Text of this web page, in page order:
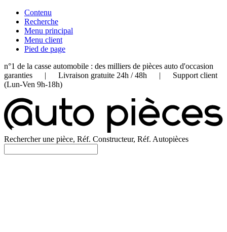
Contenu
Recherche
Menu principal
Menu client
Pied de page
n°1 de la casse automobile : des milliers de pièces auto d'occasion
garanties | Livraison gratuite 24h / 48h | Support client
(Lun-Ven 9h-18h)
Rechercher une pièce, Réf. Constructeur, Réf. Autopièces